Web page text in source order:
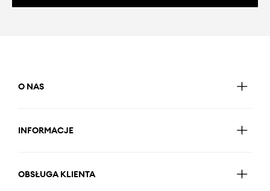
O NAS
INFORMACJE
OBSŁUGA KLIENTA